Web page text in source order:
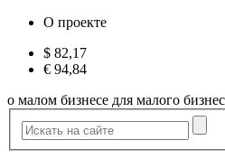
О проекте
$ 82,17
€ 94,84
о малом бизнесе для малого